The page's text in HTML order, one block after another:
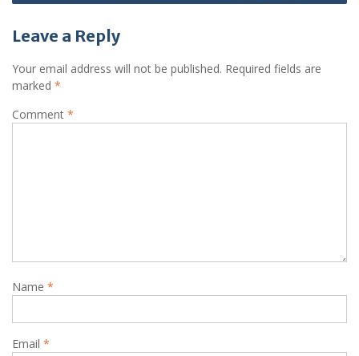
Leave a Reply
Your email address will not be published. Required fields are
marked *
Comment *
Name *
Email *